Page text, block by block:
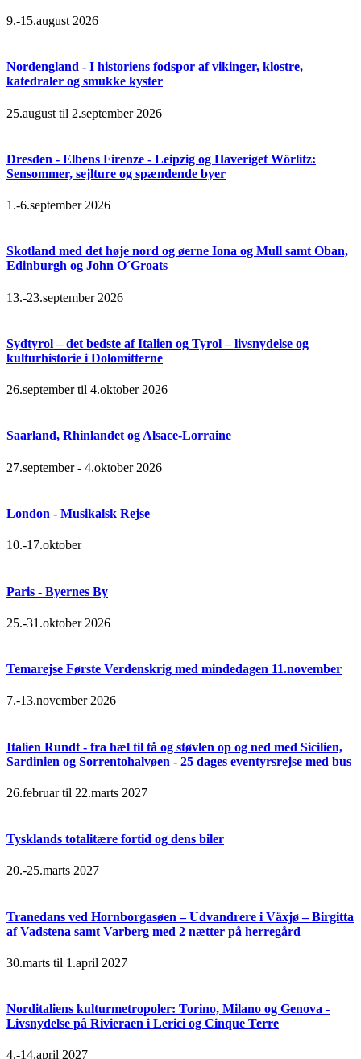
9.-15.august 2026
Nordengland - I historiens fodspor af vikinger, klostre,
katedraler og smukke kyster
25.august til 2.september 2026
Dresden - Elbens Firenze - Leipzig og Haveriget Wörlitz:
Sensommer, sejlture og spændende byer
1.-6.september 2026
Skotland med det høje nord og øerne Iona og Mull samt Oban,
Edinburgh og John O´Groats
13.-23.september 2026
Sydtyrol – det bedste af Italien og Tyrol – livsnydelse og
kulturhistorie i Dolomitterne
26.september til 4.oktober 2026
Saarland, Rhinlandet og Alsace-Lorraine
27.september - 4.oktober 2026
London - Musikalsk Rejse
10.-17.oktober
Paris - Byernes By
25.-31.oktober 2026
Temarejse Første Verdenskrig med mindedagen 11.november
7.-13.november 2026
Italien Rundt - fra hæl til tå og støvlen op og ned med Sicilien,
Sardinien og Sorrentohalvøen - 25 dages eventyrsrejse med bus
26.februar til 22.marts 2027
Tysklands totalitære fortid og dens biler
20.-25.marts 2027
Tranedans ved Hornborgasøen – Udvandrere i Växjø – Birgitta
af Vadstena samt Varberg med 2 nætter på herregård
30.marts til 1.april 2027
Norditaliens kulturmetropoler: Torino, Milano og Genova -
Livsnydelse på Rivieraen i Lerici og Cinque Terre
4.-14.april 2027